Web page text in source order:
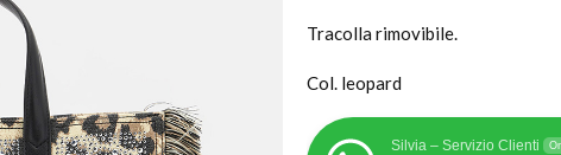
Tracolla rimovibile.
Col. leopard
Silvia – Servizio Clienti